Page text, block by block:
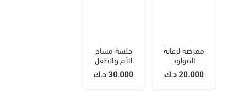
ممرضة لرعاية
المولود
20.000 د.ك
جلسة مساج
للأم والطفل
30.000 د.ك